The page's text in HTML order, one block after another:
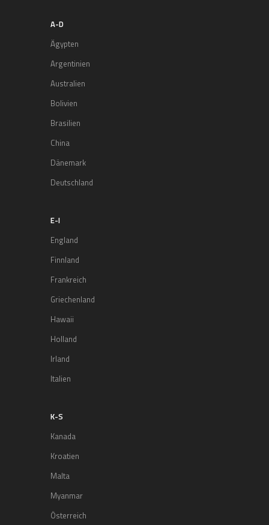
A-D
Ägypten
Argentinien
Australien
Bolivien
Brasilien
China
Dänemark
Deutschland
E-I
England
Finnland
Frankreich
Griechenland
Hawaii
Holland
Irland
Italien
K-S
Kanada
Kroatien
Malta
Myanmar
Österreich